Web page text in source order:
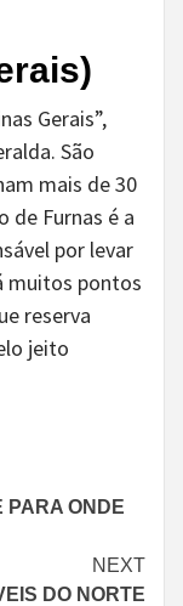
Gerais”,
São
mais de 30
de Furnas é a
por levar
muitos pontos
reserva
jeito
PARA ONDE
NEXT
DO NORTE